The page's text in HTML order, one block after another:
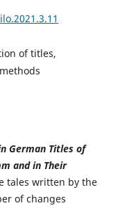
of titles,
German Titles of
and in Their
tales written by the
of changes